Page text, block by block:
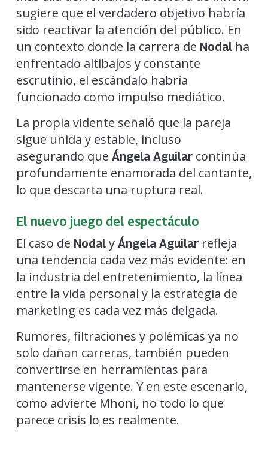
sugiere que el verdadero objetivo habría
sido reactivar la atención del público. En
un contexto donde la carrera de Nodalha
enfrentado altibajos y constante
escrutinio, el escándalo habría
funcionado como impulso mediático.
La propia vidente señaló que la pareja
sigue unida y estable, incluso
asegurando que Ángela Aguilarcontinúa
profundamente enamorada del cantante,
lo que descarta una ruptura real.
El nuevo juego del espectáculo
El caso de Nodaly Ángela Aguilarrefleja
una tendencia cada vez más evidente: en
la industria del entretenimiento, la línea
entre la vida personal y la estrategia de
marketing es cada vez más delgada.
Rumores, filtraciones y polémicas ya no
solo dañan carreras, también pueden
convertirse en herramientas para
mantenerse vigente. Y en este escenario,
como advierte Mhoni, no todo lo que
parece crisis lo es realmente.